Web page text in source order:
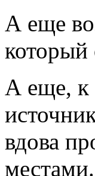
А еще
который
А еще, к
вдова